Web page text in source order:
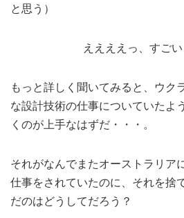
と思う）
ええええっ、すごい
もっと詳しく聞いてみると、ウク
な設計技術の仕事についていたよ
くのが上手なはずだ・・・。
それがなんでまたオーストラリ
仕事をされていたのに、それを捨
だのはどうしてだろう？